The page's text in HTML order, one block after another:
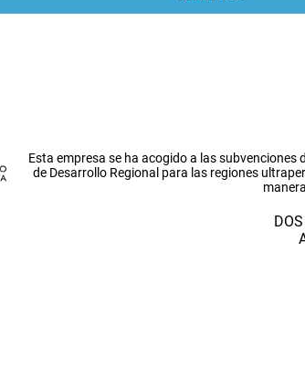
Esta empresa se ha acogido a las
de Desarrollo Regional para las regiones